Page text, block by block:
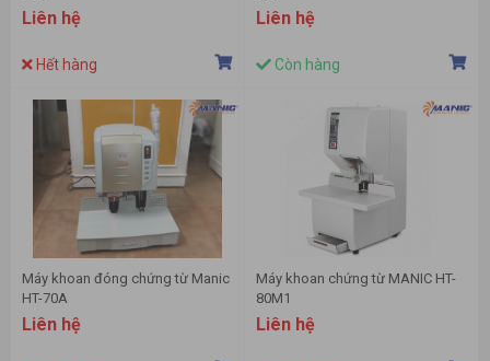
Liên hệ
Hết hàng
Liên hệ
Còn hàng
Máy khoan đóng chứng từ Manic
HT-70A
Liên hệ
Máy khoan chứng từ MANIC HT-
80M1
Liên hệ